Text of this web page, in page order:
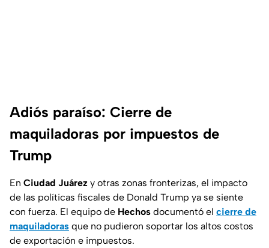
Adiós paraíso: Cierre de
maquiladoras por impuestos de
Trump
En Ciudad Juárez y otras zonas fronterizas, el impacto
de las políticas fiscales de Donald Trump ya se siente
con fuerza. El equipo de Hechos documentó el cierre de
maquiladoras que no pudieron soportar los altos costos
de exportación e impuestos.